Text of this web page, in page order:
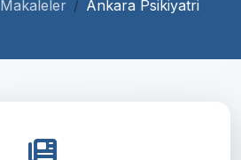
Makaleler Ankara Psikiyatri